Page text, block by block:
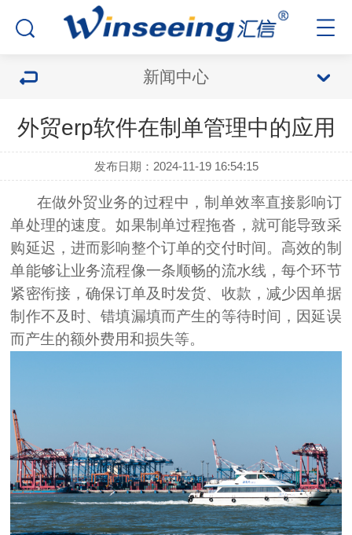
新闻中心
外贸erp软件在制单管理中的应用
发布日期：2024-11-19 16:54:15
在做外贸业务的过程中，制单效率直接影响订
单处理的速度。如果制单过程拖沓，就可能导致采
购延迟，进而影响整个订单的交付时间。 高效的制
单能够让业务流程像一条顺畅的流水线，每个环节
紧密衔接，确保订单及时发货、收款， 减少因单据
制作不及时、错填漏填而产生的等待时间，因延误
而产生的额外费用和损失等。